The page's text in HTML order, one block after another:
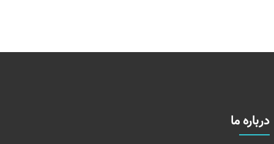
درباره ما